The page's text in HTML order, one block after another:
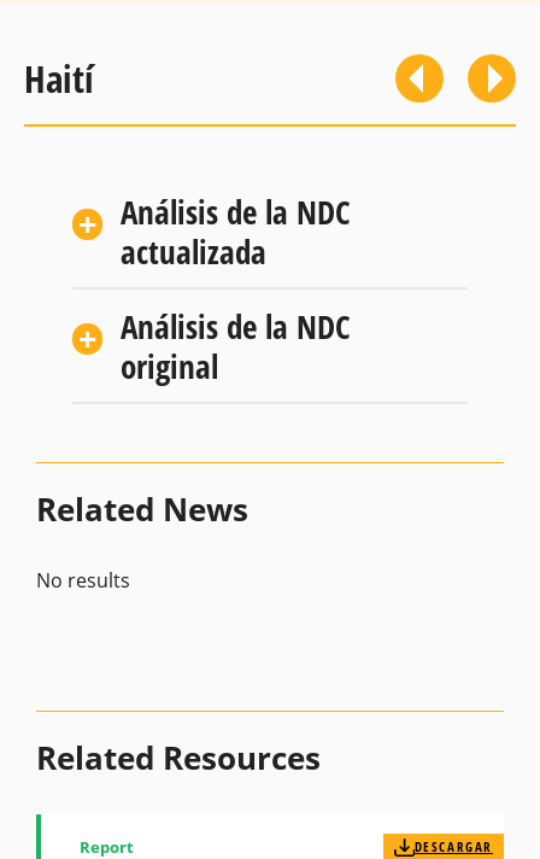
Haití
Análisis de la NDC
actualizada
Análisis de la NDC
original
Related News
No results
Related Resources
Report DESCARGAR